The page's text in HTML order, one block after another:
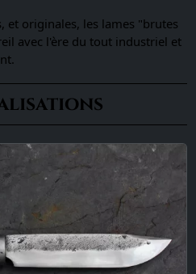
et originales, les lames "brutes
avec l'ère du tout industriel et